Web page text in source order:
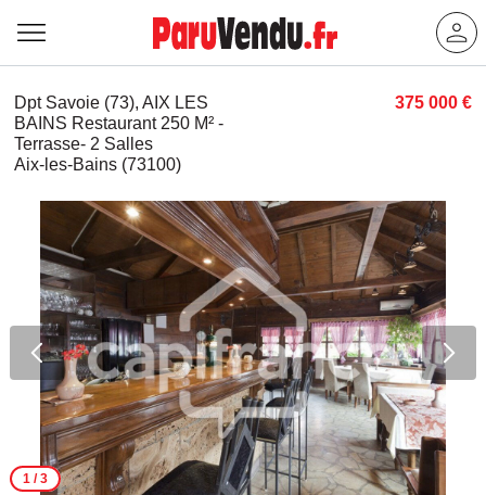
Dpt Savoie (73), AIX LES
BAINS Restaurant 250 M² -
Terrasse- 2 Salles
Aix-les-Bains (73100)
375 000 €
1/ 3